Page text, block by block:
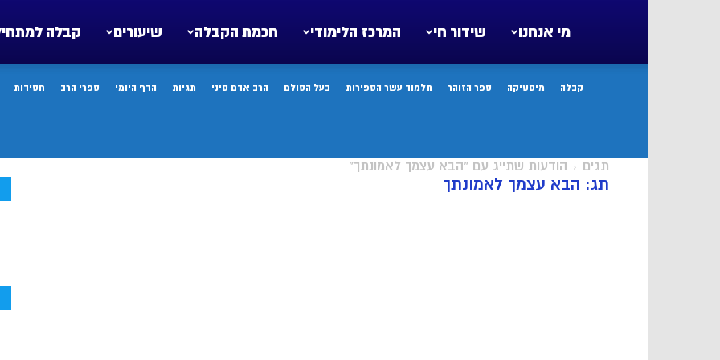
קבלה שיעורים חכמת הקבלה המרכז הלימודי שידור חי מי אנחנו
קבלה מיסטיקה ספר הזוהר תלמוד עשר הספירות בעל הסולם הרב אדם סיני תגיות הדף היומי ספרי הרב חסידות
תגים הודעות שתייג עם "הבא עצמך לאמונתך"
תג: הבא עצמך לאמונתך